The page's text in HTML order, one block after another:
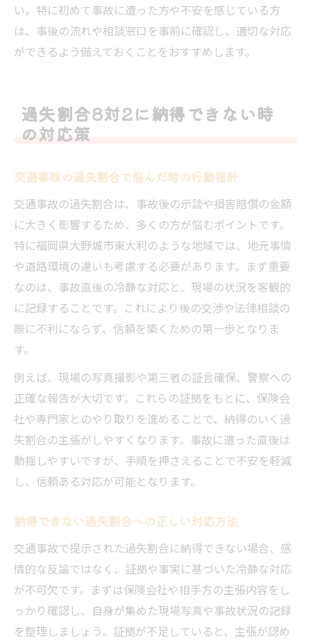
い。特に初めて事故に遭った方や不安を感じている方
は、事後の流れや相談窓口を事前に確認し、適切な対応
ができるよう備えておくことをおすすめします。
過失割合8対2に納得できない時
の対応策
交通事故の過失割合で悩んだ時の行動指針
交通事故の過失割合は、事故後の示談や損害賠償の金額
に大きく影響するため、多くの方が悩むポイントです。
特に福岡県大野城市東大利のような地域では、地元事情
や道路環境の違いも考慮する必要があります。まず重要
なのは、事故直後の冷静な対応と、現場の状況を客観的
に記録することです。これにより後の交渉や法律相談の
際に不利にならず、信頼を築くための第一歩となりま
す。
例えば、現場の写真撮影や第三者の証言確保、警察への
正確な報告が大切です。これらの証拠をもとに、保険会
社や専門家とのやり取りを進めることで、納得のいく過
失割合の主張がしやすくなります。事故に遭った直後は
動揺しやすいですが、手順を押さえることで不安を軽減
し、信頼ある対応が可能となります。
納得できない過失割合への正しい対応方法
交通事故で提示された過失割合に納得できない場合、感
情的な反論ではなく、証拠や事実に基づいた冷静な対応
が不可欠です。まずは保険会社や相手方の主張内容をし
っかり確認し、自身が集めた現場写真や事故状況の記録
を整理しましょう。証拠が不足していると、主張が認め